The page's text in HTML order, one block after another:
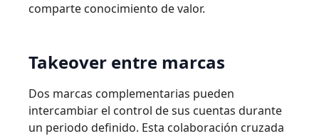
comparte conocimiento de valor.
Takeover entre marcas
Dos marcas complementarias pueden
intercambiar el control de sus cuentas durante
un periodo definido. Esta colaboración cruzada